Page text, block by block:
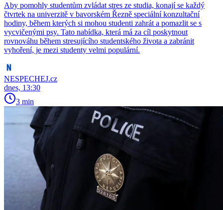
Aby pomohly studentům zvládat stres ze studia, konají se každý
čtvrtek na univerzitě v bavorském Řezně speciální konzultační
hodiny, během kterých si mohou studenti zahrát a pomazlit se s
vycvičenými psy. Tato nabídka, která má za cíl poskytnout
rovnováhu během stresujícího studentského života a zabránit
vyhoření, je mezi studenty velmi populární.
NESPECHEJ.cz
dnes, 13:30
3 min